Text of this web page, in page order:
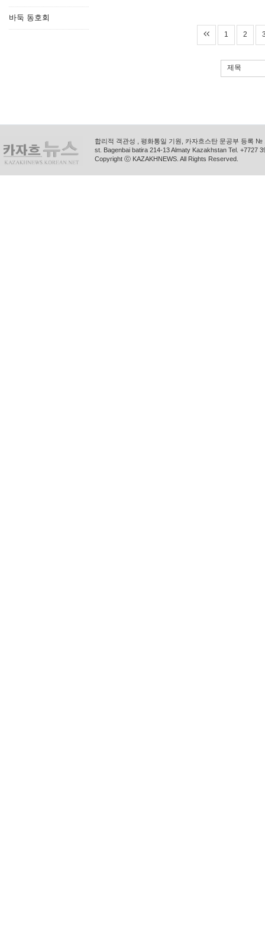
바둑 동호회
1 2
제목
합리적 객관성 , 평화통일 기원, 카자흐스탄 문공부 등록
st. Bagenbai batira 214-13 Almaty Kazakhstan Tel. +7727
Copyright ⓒ KAZAKHNEWS. All Rights Reserved.